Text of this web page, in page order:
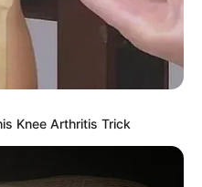
જોતા જ 3 દિવસથી પાણીમાં
Knee Arthritis Trick